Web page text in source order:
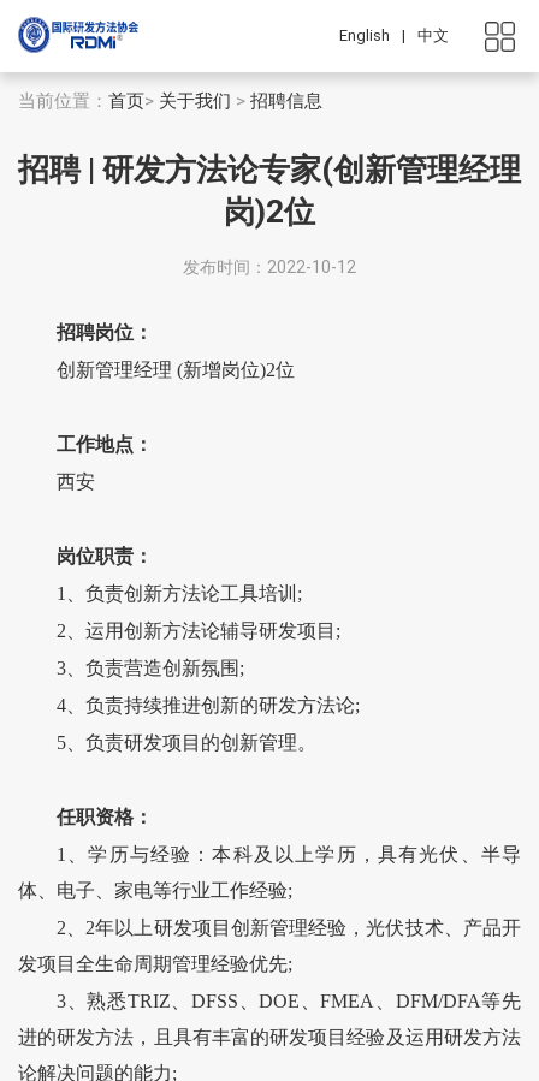
English | 中文
当前位置： 首页> 关于我们 > 招聘信息
招聘 | 研发方法论专家(创新管理经理
岗)2位
发布时间：2022-10-12
招聘岗位：
创新管理经理 (新增岗位)2位
工作地点：
西安
岗位职责：
1、负责创新方法论工具培训;
2、运用创新方法论辅导研发项目;
3、负责营造创新氛围;
4、负责持续推进创新的研发方法论;
5、负责研发项目的创新管理。
任职资格：
1、学历与经验：本科及以上学历，具有光伏、半导
体、电子、家电等行业工作经验;
2、2年以上研发项目创新管理经验，光伏技术、产品开
发项目全生命周期管理经验优先;
3、熟悉TRIZ、DFSS、DOE、FMEA、DFM/DFA等先
进的研发方法，且具有丰富的研发项目经验及运用研发方法
论解决问题的能力;